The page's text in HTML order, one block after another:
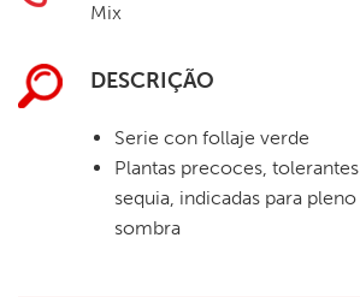
Mix
DESCRIÇÃO
Serie con follaje verde
Plantas precoces,
sequia, indicadas para
sombra